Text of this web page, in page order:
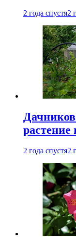
2 года спустя2
растение
2 года спустя2